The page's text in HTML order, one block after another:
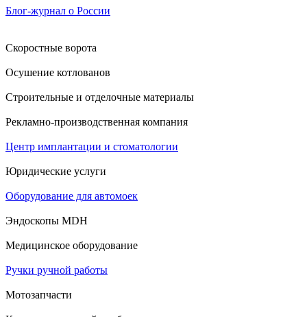
Блог-журнал о России
Скоростные ворота
Осушение котлованов
Строительные и отделочные материалы
Рекламно-производственная компания
Центр имплантации и стоматологии
Юридические услуги
Оборудование для автомоек
Эндоскопы MDH
Медицинское оборудование
Ручки ручной работы
Мотозапчасти